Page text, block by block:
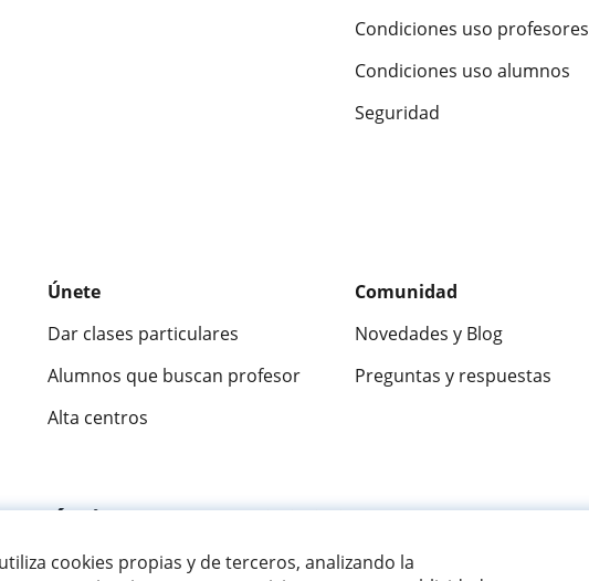
cookies propias y de terceros, analizando la
Condiciones uso profesores
Condiciones uso alumnos
Seguridad
Únete
Dar clases particulares
Alumnos que buscan profesor
Alta centros
Comunidad
Novedades y Blog
Preguntas y respuestas
9,5/10 ★★★★★